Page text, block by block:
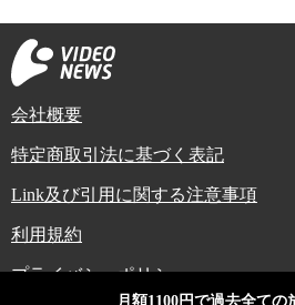
会社概要
特定商取引法に基づく表記
Link及び引用に関する注意事項
利用規約
プライバシーポリシー
月額1100円で過去全ての